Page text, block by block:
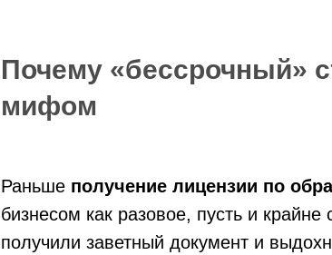
Почему «бессрочный»
мифом
Раньше получение лицензии по
бизнесом как разовое, пусть и
получили заветный документ и